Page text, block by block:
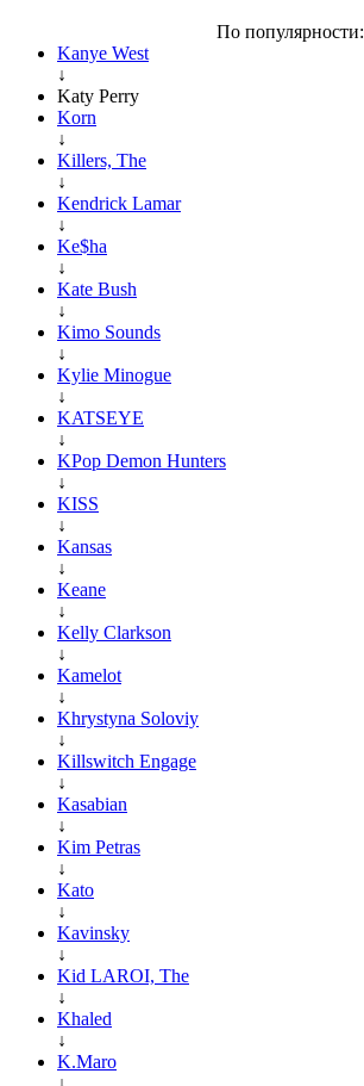
По популярности:
Kanye West
↓
Katy Perry
Korn
↓
Killers, The
↓
Kendrick Lamar
↓
Ke$ha
↓
Kate Bush
↓
Kimo Sounds
↓
Kylie Minogue
↓
KATSEYE
↓
KPop Demon Hunters
↓
KISS
↓
Kansas
↓
Keane
↓
Kelly Clarkson
↓
Kamelot
↓
Khrystyna Soloviy
↓
Killswitch Engage
↓
Kasabian
↓
Kim Petras
↓
Kato
↓
Kavinsky
↓
Kid LAROI, The
↓
Khaled
↓
K.Maro